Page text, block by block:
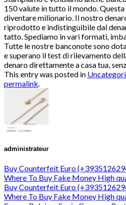
150 valute in tutto il mondo.
diventare milionario. Il nostro
riprodotto e indistinguibile dal
tatto. Spediamo in vari formati,
Tutte le nostre banconote sono
e superano il test di rilevamento
denaro direttamente a casa tua,
This entry was posted in
permalink.
administrateur
Buy Counterfeit Euro
Where To Buy Fake Money High
Buy Counterfeit Euro
Where To Buy Fake Money High